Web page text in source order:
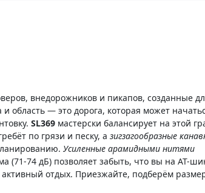
внедорожников и пикапов, созданные
область — это дорога, которая может
SL369 мастерски балансирует на этой
по грязи и песку, а зигзагообразные
Усиленные арамидными нитями
74 дБ) позволяет забыть, что вы на AT-
отдых. Приезжайте, подберём